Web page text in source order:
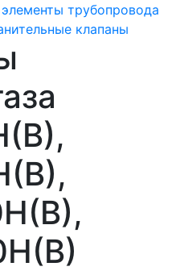
трубопровода
клапаны